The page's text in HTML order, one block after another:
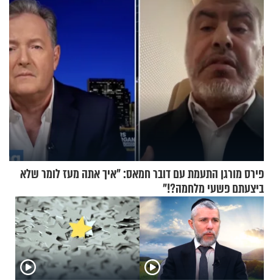
פירס מורגן התעמת עם דובר חמאס: "איך אתה מעז לומר שלא
ביצעתם פשעי מלחמה?!"